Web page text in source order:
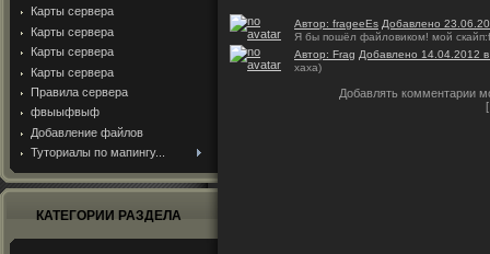
Карты сервера
Карты сервера
Карты сервера
Карты сервера
Правила сервера
фвыыфвыф
Добавление файлов
Туториалы по мапингу...
КАТЕГОРИИ РАЗДЕЛА
Автор: frageeEs Добавлено
Я бы пошёл файловиком! мой
Автор: Frag Добавлено 14.04.2012
хаха)
Добавлять комментарии